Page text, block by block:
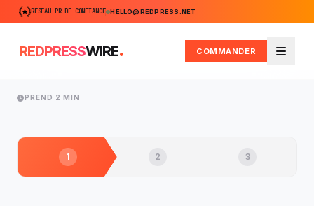
RÉSEAU PR DE CONFIANCE HELLO@REDPRESS.NET
REDPRESSWIRE. COMMANDER
Menu
PREND 2 MIN
1 2 3